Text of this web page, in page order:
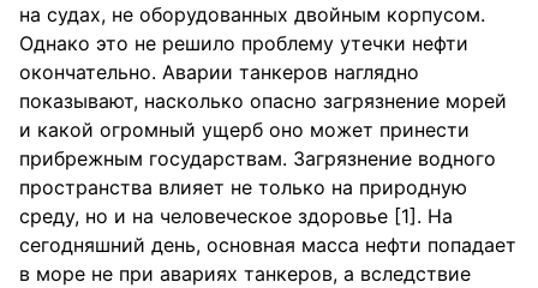
на судах, не оборудованных двойным корпусом.
Однако это не решило проблему утечки нефти
окончательно. Аварии танкеров наглядно
показывают, насколько опасно загрязнение морей
и какой огромный ущерб оно может принести
прибрежным государствам. Загрязнение водного
пространства влияет не только на природную
среду, но и на человеческое здоровье [1]. На
сегодняшний день, основная масса нефти попадает
в море не при авариях танкеров, а вследствие